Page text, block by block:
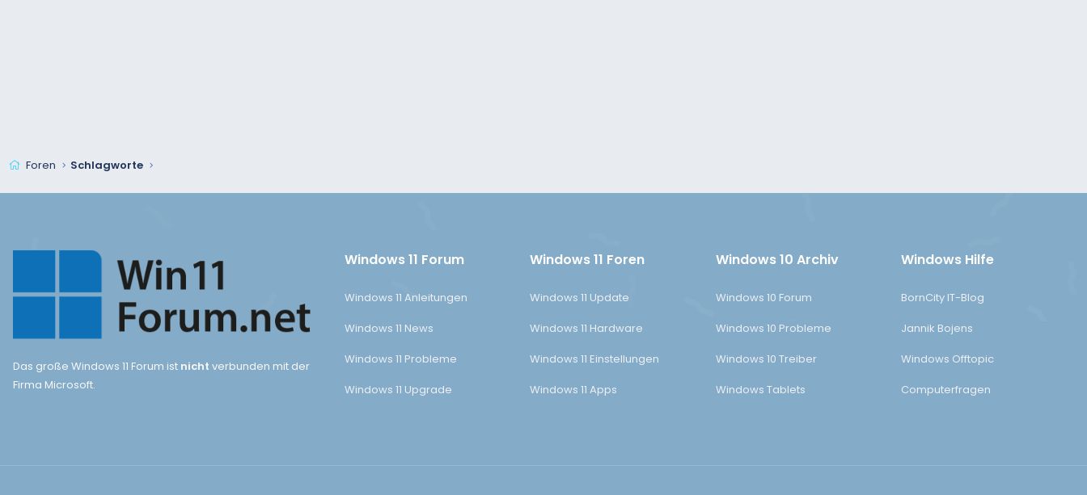
Foren Schlagworte
Das große Windows 11 Forum ist nicht verbunden mit der
Firma Microsoft.
Windows 11 Forum
Windows 11 Anleitungen
Windows 11 News
Windows 11 Probleme
Windows 11 Upgrade
Windows 11 Foren
Windows 11 Update
Windows 11 Hardware
Windows 11 Einstellungen
Windows 11 Apps
Windows 10 Archiv
Windows 10 Forum
Windows 10 Probleme
Windows 10 Treiber
Windows Tablets
Windows Hilfe
BornCity IT-Blog
Jannik Bojens
Windows Offtopic
Computerfragen